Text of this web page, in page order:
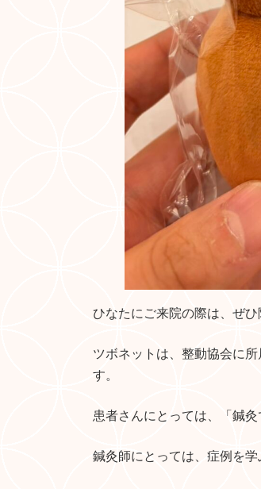
ひなたにご来院の際は、ぜ
ツボネットは、整動協会に
す。
患者さんにとっては、「鍼
鍼灸師にとっては、症例を学